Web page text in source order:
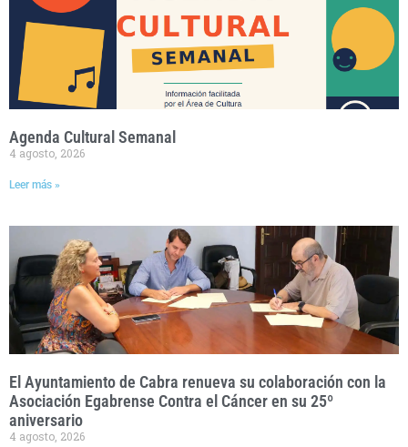
Agenda Cultural Semanal
4 agosto, 2026
Leer más »
El Ayuntamiento de Cabra renueva su colaboración con la
Asociación Egabrense Contra el Cáncer en su 25º
aniversario
4 agosto, 2026